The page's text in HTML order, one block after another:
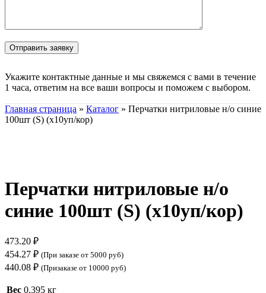
Укажите контактные данные и мы свяжемся с вами в течение
1 часа, ответим на все ваши вопросы и поможем с выбором.
Главная страница » Каталог » Перчатки нитриловые н/о синие
100шт (S) (х10уп/кор)
Перчатки нитриловые н/о
синие 100шт (S) (х10уп/кор)
473.20 ₽
454.27 ₽ (При заказе от 5000 руб)
440.08 ₽ (Призаказе от 10000 руб)
Вес 0.395 кг